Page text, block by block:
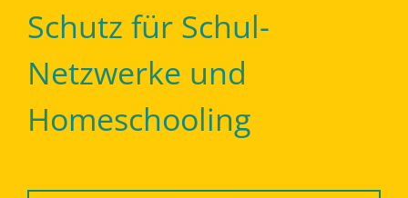
Schutz für Schul-
Netzwerke und
Homeschooling